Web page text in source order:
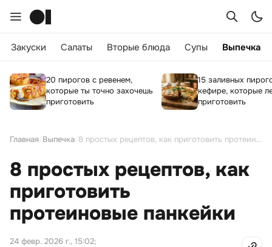
Закуски Салаты Вторые блюда Супы Выпечка
20 пирогов с ревенем,
которые ты точно захочешь
приготовить
15 заливных
кефире, которые
приготовить
Главная Выпечка 8 простых рецептов, как приготовить протеиновые панкейки
8 простых рецептов, как
приготовить
протеиновые панкейки
24 февр. 2026 г., 15:02;